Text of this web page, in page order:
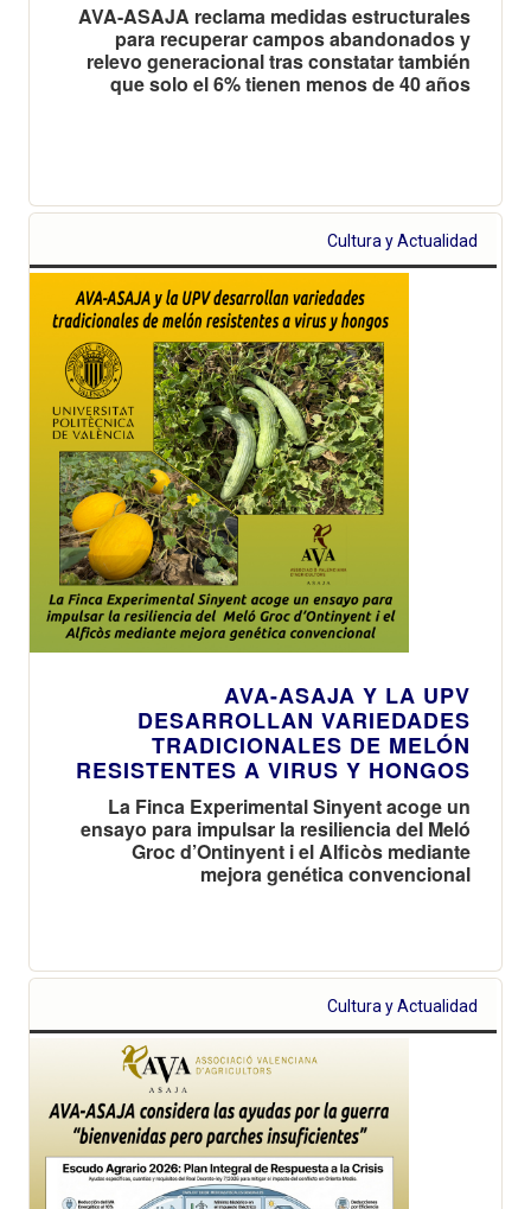
AVA-ASAJA reclama medidas estructurales
para recuperar campos abandonados y
relevo generacional tras constatar también
que solo el 6% tienen menos de 40 años
Cultura y Actualidad
AVA-ASAJA Y LA UPV
DESARROLLAN VARIEDADES
TRADICIONALES DE MELÓN
RESISTENTES A VIRUS Y HONGOS
La Finca Experimental Sinyent acoge un
ensayo para impulsar la resiliencia del Meló
Groc d’Ontinyent i el Alficòs mediante
mejora genética convencional
Cultura y Actualidad